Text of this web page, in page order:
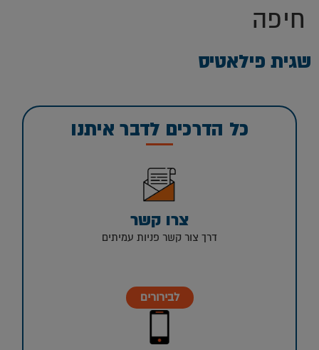
חיפה
שגית פילאטיס
כל הדרכים לדבר איתנו
צרו קשר
דרך צור קשר פניות עמיתים
לבירורים